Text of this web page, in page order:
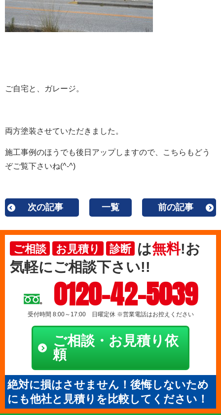
ご自宅と、ガレージ。
両方塗装させていただきました。
施工事例のほうでも後日アップしますので、こちらもどう
ぞご覧下さいね(^-^)
次の記事 一覧 前の記事
ご相談 お見積り 診断 は無料!お
気軽にご相談下さい!!
0120-42-5039
受付時間 8:00～17:00 日曜定休 ※営業電話はお控えください
ご相談・お見積り依
頼
絶対に損はさせません！後悔しないため
にも他社と見積りを比較してください！